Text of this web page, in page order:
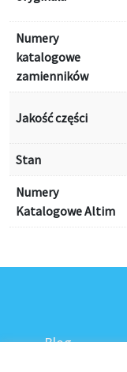
Numery
katalogowe
zamienników
Jakość części
Stan
Numery
Katalogowe Altim
Blog